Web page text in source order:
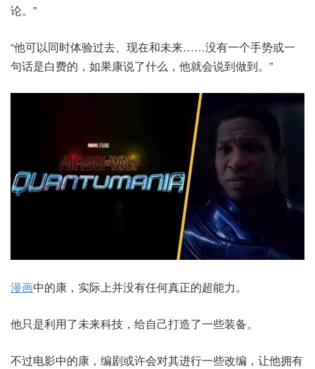
论。”
“他可以同时体验过去、现在和未来……没有一个手势或一
句话是白费的，如果康说了什么，他就会说到做到。”
漫画中的康，实际上并没有任何真正的超能力。
他只是利用了未来科技，给自己打造了一些装备。
不过电影中的康，编剧或许会对其进行一些改编，让他拥有